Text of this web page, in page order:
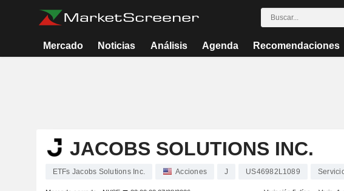
Mercado Noticias Análisis Agenda Recomendaciones
JACOBS SOLUTIONS INC.
ETFs Jacobs Solutions Inc. Acciones J US46982L1089